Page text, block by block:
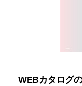
WEBカタログ